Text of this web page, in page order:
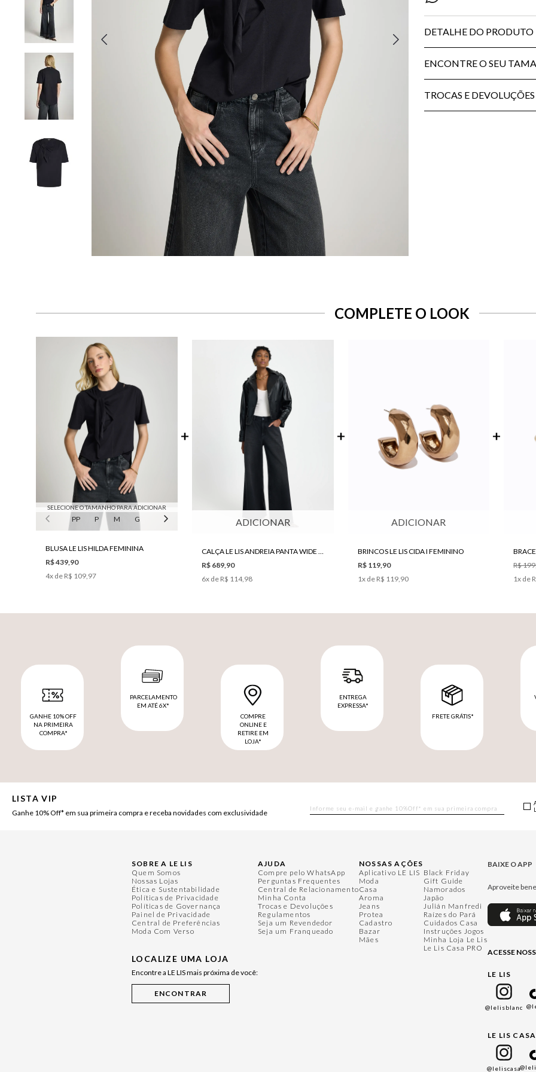
DETALHE DO PRODUTO
ENCONTRE O SEU
TROCAS E DEVOLUÇÕES
COMPLETE O LOOK
SELECIONE O TAMANHO PARA ADICIONAR
PP P M G
BLUSA LE LIS HILDA FEMININA
R$ 439,90
4x de R$ 109,97
ADICIONAR
CALÇA LE LIS ANDREIA PANTA WIDE BLACK FEMININA
R$ 689,90
6x de R$ 114,98
ADICIONAR
BRINCOS LE LIS CIDA I FEMININO
R$ 119,90
1x de R$ 119,90
R$
1x de
GANHE 10% OFF
NA PRIMEIRA
COMPRA*
PARCELAMENTO
EM ATÉ 6X*
COMPRE
ONLINE E
RETIRE EM
LOJA*
ENTREGA
EXPRESSA*
FRETE GRÁTIS*
LISTA VIP
Ganhe 10% Off* em sua primeira compra e receba novidades com exclusividade
SOBRE A LE LIS
Quem Somos
Nossas Lojas
Ética e Sustentabilidade
Políticas de Privacidade
Políticas de Governança
Painel de Privacidade
Central de Preferências
Moda Com Verso
LOCALIZE UMA LOJA
Encontre a LE LIS mais próxima de você:
AJUDA
Compre pelo WhatsApp
Perguntas Frequentes
Central de Relacionamento
Minha Conta
Trocas e Devoluções
Regulamentos
Seja um Revendedor
Seja um Franqueado
NOSSAS AÇÕES
Aplicativo LE LIS
Moda
Casa
Aroma
Jeans
Protea
Cadastro
Bazar
Mães
Black Friday
Gift Guide
Namorados
Japão
Julián Manfredi
Raízes do Pará
Cuidados Casa
Instruções Jogos
Minha Loja Le Lis
Le Lis Casa PRO
BAIXE O APP
Aproveite
ACESSE
LE LIS
@lelisblanc
LE LIS CASA
@leliscasa